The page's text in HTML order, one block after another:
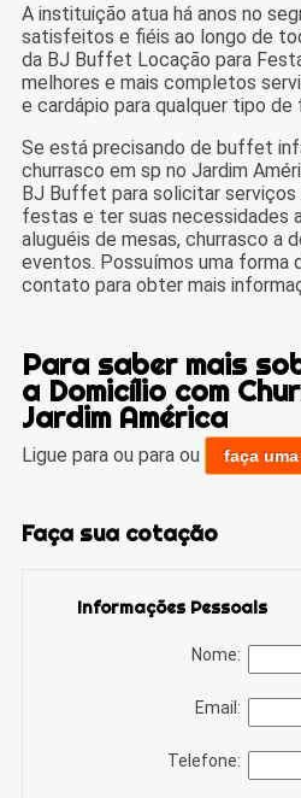
A instituição atua há anos no
satisfeitos e fiéis ao longo de
da BJ Buffet Locação para
melhores e mais completos
e cardápio para qualquer tipo
Se está precisando de buffet
churrasco em sp no Jardim
BJ Buffet para solicitar serviços
festas e ter suas necessidades
aluguéis de mesas, churrasco a
eventos. Possuímos uma forma
contato para obter mais
Para saber mais
a Domicílio com
Jardim América
Ligue para ou para ou faça
Faça sua cotação
Informações Pessoais
Nome:
Email:
Telefone: